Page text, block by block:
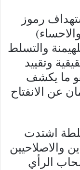
رموز
والتسلط
وتقييد
ما يكشف
عن الانفتاح
اشتدت
والاصلاحيين
الرأي